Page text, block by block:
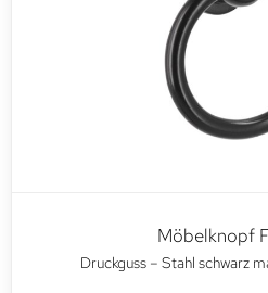
Möbelknopf
Druckguss – Stahl schwarz